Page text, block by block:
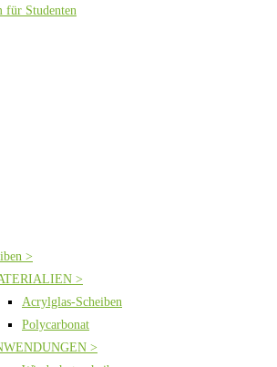
für Studenten
>
>
Acrylglas-Scheiben
Polycarbonat
>